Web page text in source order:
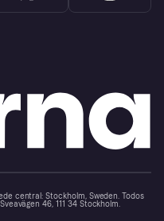
central: Stockholm, Sweden. Todos
46, 111 34 Stockholm.